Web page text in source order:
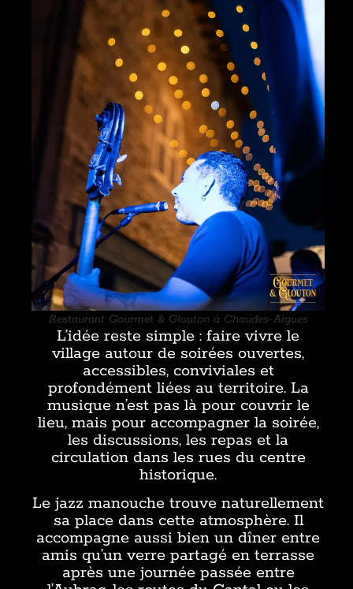
Restaurant Gourmet & Glouton à Chaudes-Aigues
L’idée reste simple : faire vivre le
village autour de soirées ouvertes,
accessibles, conviviales et
profondément liées au territoire. La
musique n’est pas là pour couvrir le
lieu, mais pour accompagner la soirée,
les discussions, les repas et la
circulation dans les rues du centre
historique.
Le jazz manouche trouve naturellement
sa place dans cette atmosphère. Il
accompagne aussi bien un dîner entre
amis qu’un verre partagé en terrasse
après une journée passée entre